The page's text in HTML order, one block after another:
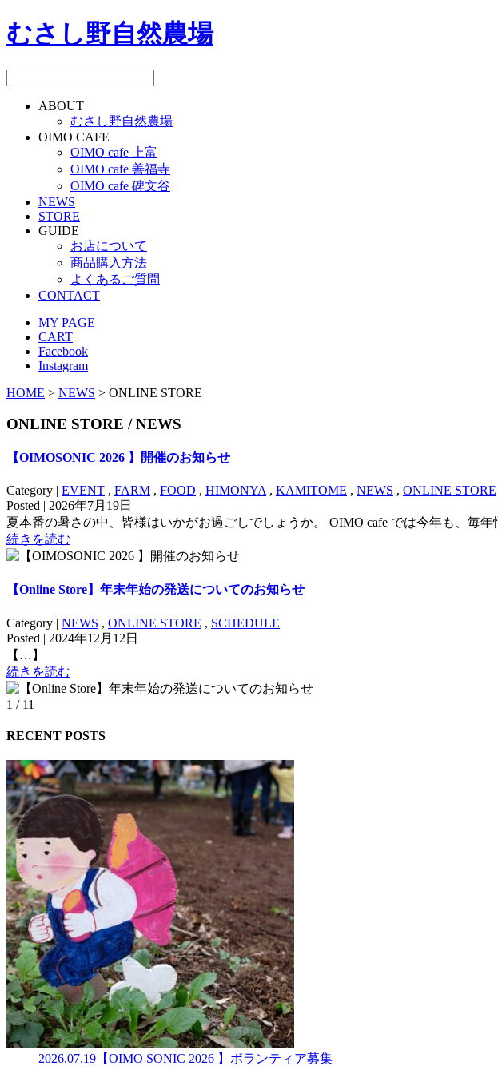
むさし野自然農場
ABOUT
むさし野自然農場
OIMO CAFE
OIMO cafe 上富
OIMO cafe 善福寺
OIMO cafe 碑文谷
NEWS
STORE
GUIDE
お店について
商品購入方法
よくあるご質問
CONTACT
MY PAGE
CART
Facebook
Instagram
HOME > NEWS > ONLINE STORE
ONLINE STORE / NEWS
【OIMOSONIC 2026 】開催のお知らせ
Category | EVENT , FARM , FOOD , HIMONYA , KAMITOME , NEWS , ONLINE STORE
Posted | 2026年7月19日
夏本番の暑さの中、皆様はいかがお過ごしでしょうか。 OIMO cafe では今年も、毎
続きを読む
【Online Store】年末年始の発送についてのお知らせ
Category | NEWS , ONLINE STORE , SCHEDULE
Posted | 2024年12月12日
【…】
続きを読む
1 / 11
RECENT POSTS
2026.07.19 【OIMO SONIC 2026 】ボランティア募集